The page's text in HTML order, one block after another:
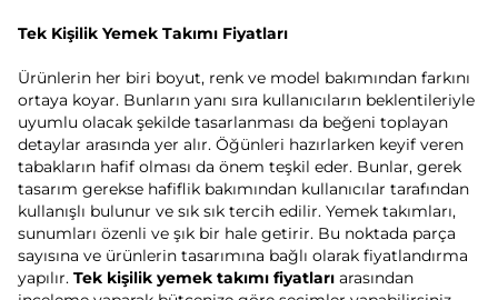
Tek Kişilik Yemek Takımı Fiyatları
Ürünlerin her biri boyut, renk ve model bakımından farkını
ortaya koyar. Bunların yanı sıra kullanıcıların beklentileriyle
uyumlu olacak şekilde tasarlanması da beğeni toplayan
detaylar arasında yer alır. Öğünleri hazırlarken keyif veren
tabakların hafif olması da önem teşkil eder. Bunlar, gerek
tasarım gerekse hafiflik bakımından kullanıcılar tarafından
kullanışlı bulunur ve sık sık tercih edilir. Yemek takımları,
sunumları özenli ve şık bir hale getirir. Bu noktada parça
sayısına ve ürünlerin tasarımına bağlı olarak fiyatlandırma
yapılır. Tek kişilik yemek takımı fiyatları arasından